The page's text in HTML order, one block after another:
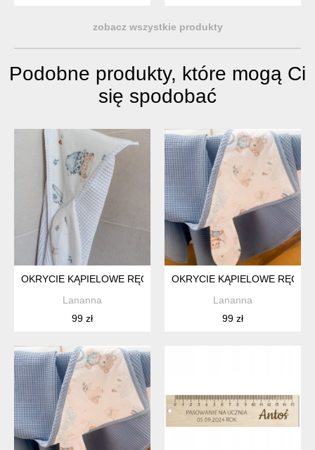
zobacz wszystkie produkty
Podobne produkty, które mogą Ci
się spodobać
OKRYCIE KĄPIELOWE RĘCZNIK KĄPIELOWY WAFELEK
Lananna
99 zł
OKRYCIE KĄPIELOWE
Lananna
99 zł